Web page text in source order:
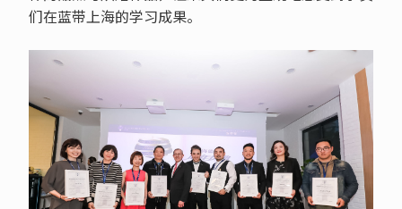
们在蓝带上海的学习成果。